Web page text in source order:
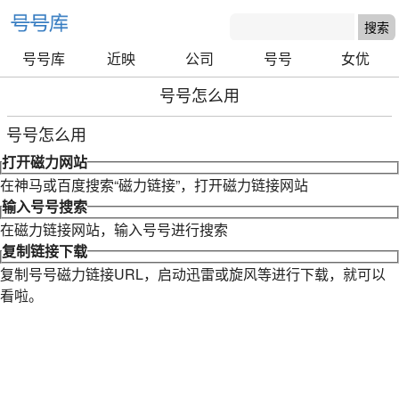
号号库 近映 公司 号号 女优
号号怎么用
号号怎么用
打开磁力网站
在神马或百度搜索“磁力链接”，打开磁力链接网站
输入号号搜索
在磁力链接网站，输入号号进行搜索
复制链接下载
复制号号磁力链接URL，启动迅雷或旋风等进行下载，就可以
看啦。